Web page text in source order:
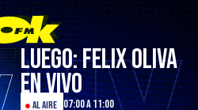
Luego: Felix Oliva
en Vivo
●AL AIRE 07:00 a 11:00